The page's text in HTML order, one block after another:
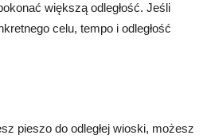
większą odległość. Jeśli
celu, tempo i odległość
pieszo do odległej wioski, możesz